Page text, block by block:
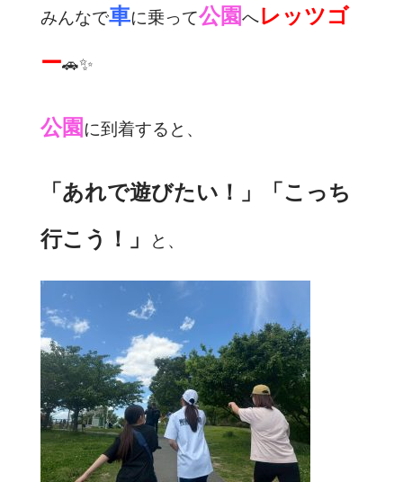
みんなで車に乗って公園へレッツゴ
ー🚗✨
公園に到着すると、
「あれで遊びたい！」「こっち
行こう！」
と、